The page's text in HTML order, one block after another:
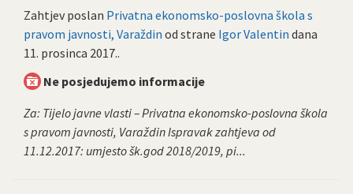
Zahtjev poslan Privatna ekonomsko-poslovna škola s
pravom javnosti, Varaždin od strane Igor Valentin dana
11. prosinca 2017..
Ne posjedujemo informacije
Za: Tijelo javne vlasti – Privatna ekonomsko-poslovna škola
s pravom javnosti, Varaždin Ispravak zahtjeva od
11.12.2017: umjesto šk.god 2018/2019, pi...